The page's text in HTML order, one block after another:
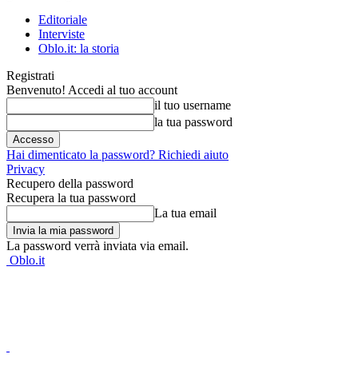
Editoriale
Interviste
Oblo.it: la storia
Registrati
Benvenuto! Accedi al tuo account
il tuo username
la tua password
Hai dimenticato la password? Richiedi aiuto
Privacy
Recupero della password
Recupera la tua password
La tua email
La password verrà inviata via email.
Oblo.it